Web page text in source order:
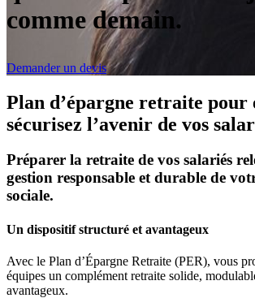
comme demain.
Demander un devis
Plan d’épargne retraite pour
sécurisez l’avenir de vos
Préparer la retraite de vos salariés
gestion responsable et durable de
sociale.
Un dispositif structuré et avantageux
Avec le Plan d’Épargne Retraite (PER), vous
équipes un complément retraite solide,
avantageux.